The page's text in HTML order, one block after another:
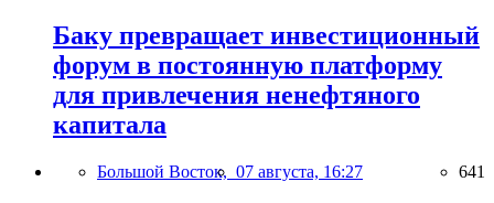
Баку превращает инвестиционный
форум в постоянную платформу
для привлечения ненефтяного
капитала
Большой Восток, 07 августа, 16:27 641